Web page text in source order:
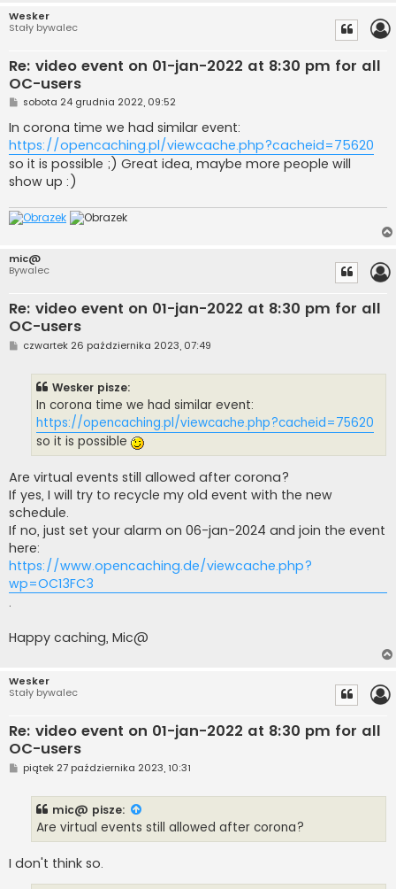
Wesker
Stały bywalec
Re: video event on 01-jan-2022 at 8:30 pm for all
OC-users
P
s
sobota 24 grudnia 2022, 09:52
In corona time we had similar event:
https://opencaching.pl/viewcache.php?cacheid=75620
so it is possible ;) Great idea, maybe more people will
show up :)
mic@
Bywalec
Re: video event on 01-jan-2022 at 8:30 pm for all
OC-users
Pczwartek 26 października 2023, 07:49
Wesker pisze:
In corona time we had similar event:
https://opencaching.pl/viewcache.php?cacheid=75620
so it is possible
Are virtual events still allowed after corona?
If yes, I will try to recycle my old event with the new
schedule.
If no, just set your alarm on 06-jan-2024 and join the event
here:
https://www.opencaching.de/viewcache.php?
wp=OC13FC3
.
Happy caching, Mic@
Wesker
Stały bywalec
Re: video event on 01-jan-2022 at 8:30 pm for all
OC-users
P
o
piątek 27 października 2023, 10:31
mic@ pisze:
Are virtual events still allowed after corona?
I don't think so.